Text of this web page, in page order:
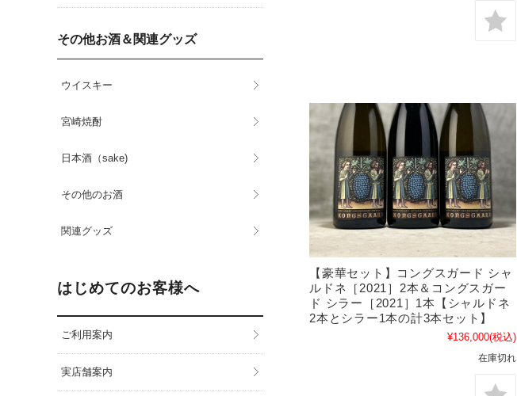
【豪華セット】コングスガード シャ
ルドネ［2021］2本＆コングスガー
ド シラー［2021］1本【シャルドネ
2本とシラー1本の計3本セット】
¥136,000(税込)
在庫切れ
その他お酒＆関連グッズ
ウイスキー
宮崎焼酎
日本酒（sake)
その他のお酒
関連グッズ
はじめてのお客様へ
ご利用案内
実店舗案内